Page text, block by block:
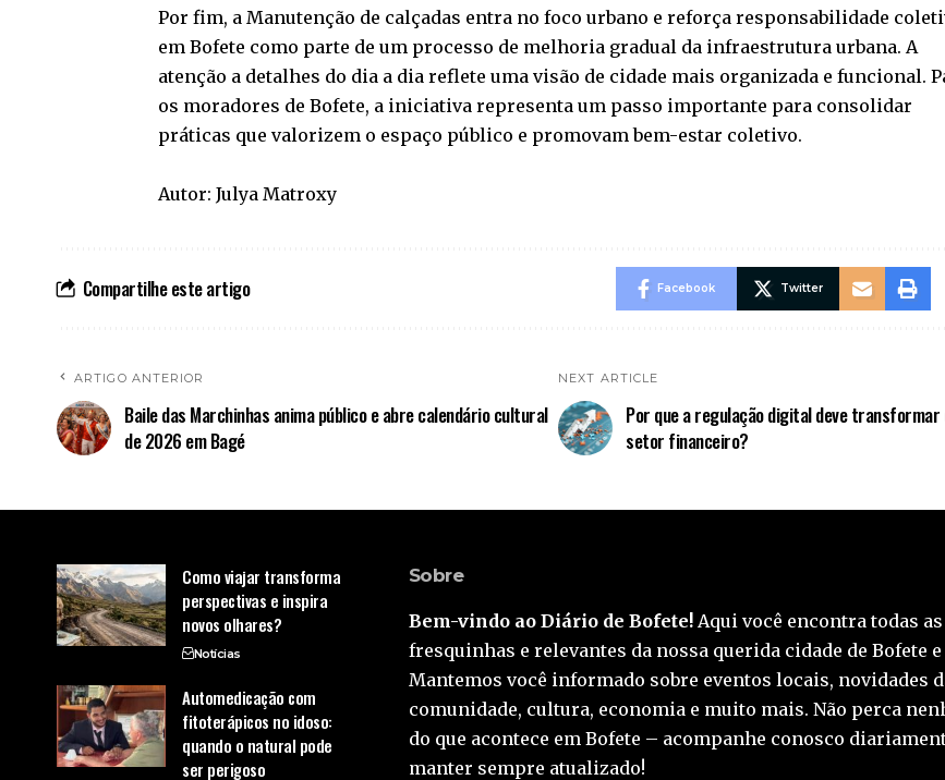
Por fim, a Manutenção de calçadas entra no foco urbano e reforça responsabilidade
em Bofete como parte de um processo de melhoria gradual da infraestrutura urbana. A
atenção a detalhes do dia a dia reflete uma visão de cidade mais organizada e funcional.
os moradores deBofete, a iniciativa representa um passo importante para consolidar
práticas que valorizem o espaço público e promovam bem-estar coletivo.
Autor: Julya Matroxy
Compartilhe este artigo Facebook Twitter
ARTIGO ANTERIOR
Baile das Marchinhas anima público e abre calendário cultural
de 2026 em Bagé
NEXT ARTICLE
Por que a regulação digital deve transformar
setor financeiro?
Como viajar transforma
perspectivas e inspira
novos olhares?
Notícias
Automedicação com
fitoterápicos no idoso:
quando o natural pode
ser perigoso
Sobre
Bem-vindo ao Diário de Bofete!Aqui você encontra todas
fresquinhas e relevantes da nossa querida cidade de Bofete
Mantemos você informado sobre eventos locais, novidades
comunidade, cultura, economia e muito mais. Não perca
do que acontece em Bofete – acompanhe conosco
manter sempre atualizado!